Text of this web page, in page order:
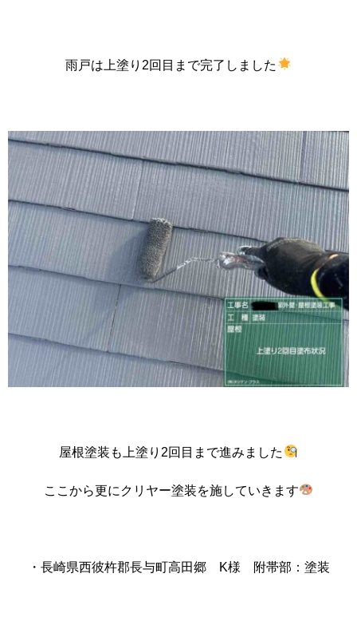
雨戸は上塗り2回目まで完了しました
屋根塗装も上塗り2回目まで進みました
ここから更にクリヤー塗装を施していきます
・長崎県西彼杵郡長与町高田郷 K様 附帯部：塗装